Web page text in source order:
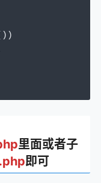
里面或者子
即可